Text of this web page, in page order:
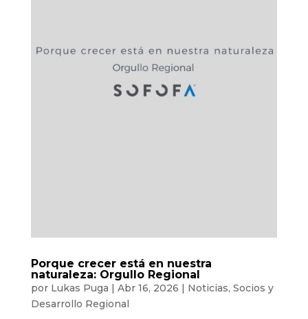
Porque crecer está en nuestra
naturaleza: Orgullo Regional
por Lukas Puga | Abr 16, 2026 | Noticias, Socios y
Desarrollo Regional